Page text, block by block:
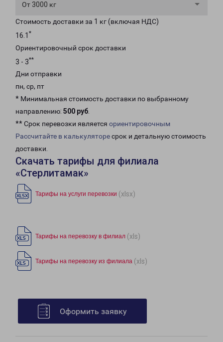
От 3000 кг
Стоимость доставки за 1 кг (включая НДС)
16.1 *
Ориентировочный срок доставки
3 - 3**
Дни отправки
пн, ср, пт
* Минимальная стоимость доставки по выбранному
направлению: 500 руб.
** Срок перевозки является ориентировочным
Рассчитайте в калькуляторесрок и детальную стоимость
доставки.
Скачать тарифы для филиала
«Стерлитамак»
Тарифы на услуги перевозки (xlsx)
Тарифы на перевозку в филиал (xls)
Тарифы на перевозку из филиала (xls)
Оформить заявку